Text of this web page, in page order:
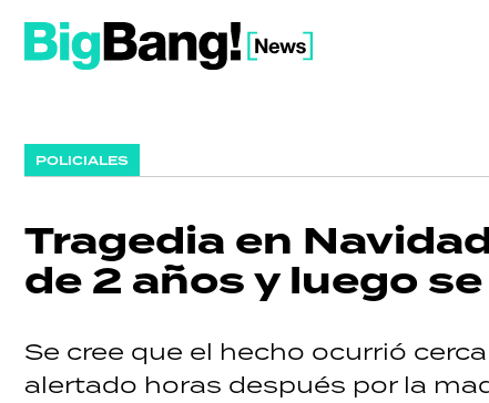
POLICIALES
Tragedia en
de 2 años y luego
Se cree que el hecho ocurrió
alertado horas después por la